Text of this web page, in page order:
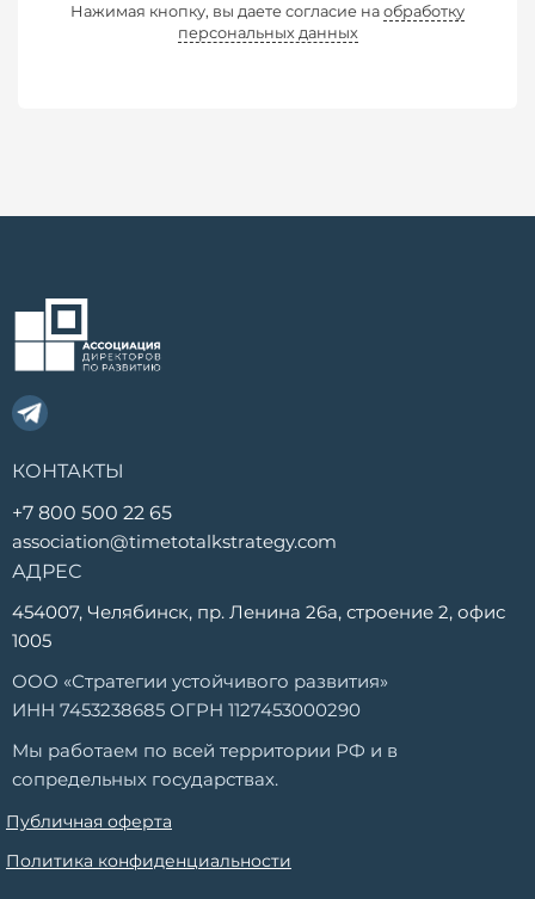
Нажимая кнопку, вы даете согласие на обработку
персональных данных
КОНТАКТЫ
+7 800 500 22 65
association@timetotalkstrategy.com
АДРЕС
454007, Челябинск, пр. Ленина 26а, строение 2, офис
1005
ООО «Стратегии устойчивого развития»
ИНН 7453238685 ОГРН 1127453000290
Мы работаем по всей территории РФ и в
сопредельных государствах.
Публичная оферта
Политика конфиденциальности